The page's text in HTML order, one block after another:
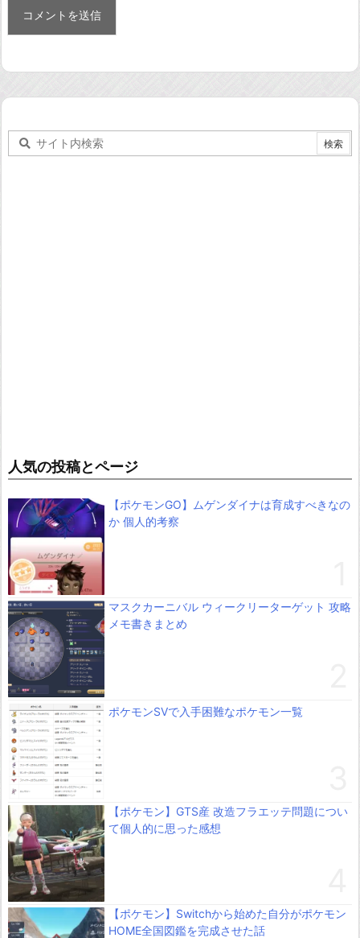
人気の投稿とページ
【ポケモンGO】ムゲンダイナは育成すべきなの
か 個人的考察
マスクカーニバル ウィークリーターゲット 攻略
メモ書きまとめ
ポケモンSVで入手困難なポケモン一覧
【ポケモン】GTS産 改造フラエッテ問題につい
て個人的に思った感想
【ポケモン】Switchから始めた自分がポケモン
HOME全国図鑑を完成させた話